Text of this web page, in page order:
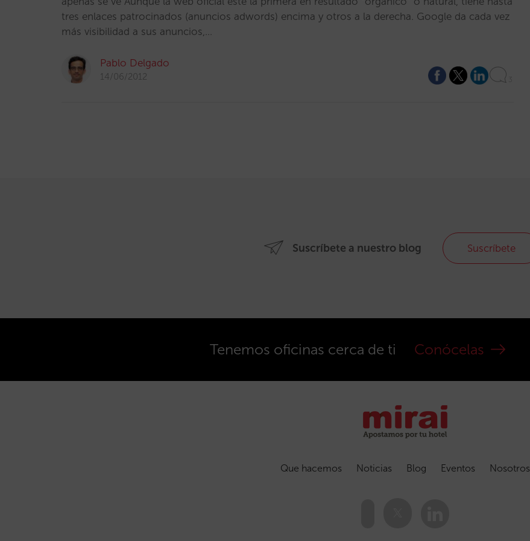
tres enlaces patrocinados (anuncios adwords) encima y otros a la derecha. Google da cada vez
más visibilidad a sus anuncios,…
Pablo Delgado
14/06/2012
Suscríbete a nuestro blog Suscríbete
Tenemos oficinas cerca de ti Conócelas
Que hacemos Noticias Blog Eventos Nosotros